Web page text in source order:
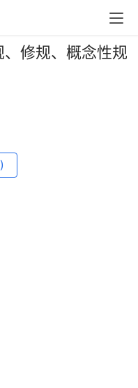
修规、概念性规